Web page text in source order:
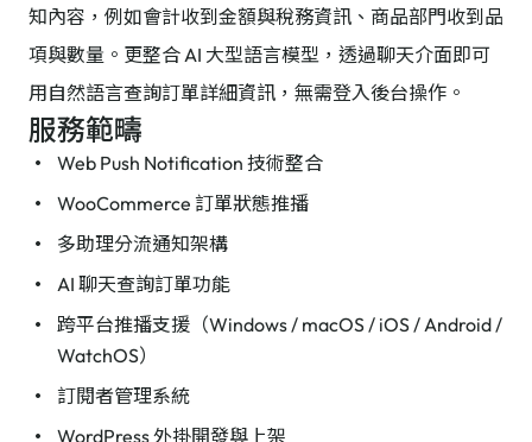
知內容，例如會計收到金額與稅務資訊、商品部門收到品
項與數量。更整合 AI 大型語言模型，透過聊天介面即可
用自然語言查詢訂單詳細資訊，無需登入後台操作。
服務範疇
Web Push Notification 技術整合
WooCommerce 訂單狀態推播
多助理分流通知架構
AI 聊天查詢訂單功能
跨平台推播支援（Windows / macOS / iOS / Android /
WatchOS）
訂閱者管理系統
WordPress 外掛開發與上架